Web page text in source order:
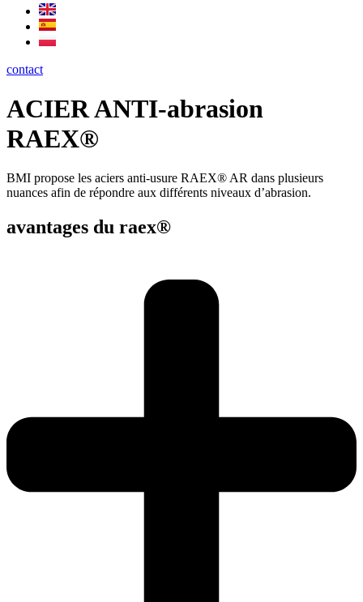
contact
ACIER ANTI-abrasion
RAEX®
BMI propose les aciers anti-usure RAEX® AR dans plusieurs
nuances afin de répondre aux différents niveaux d’abrasion.
avantages du raex®